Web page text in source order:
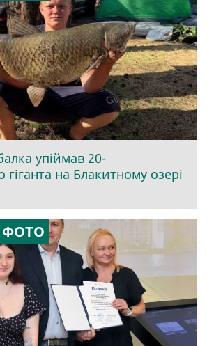
упіймав 20-
гіганта на Блакитному озері
ФОТО